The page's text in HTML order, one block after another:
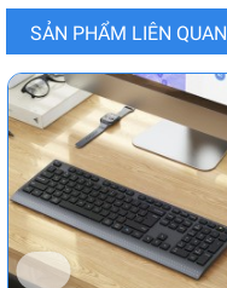
SẢN PHẨM LIÊN QUAN